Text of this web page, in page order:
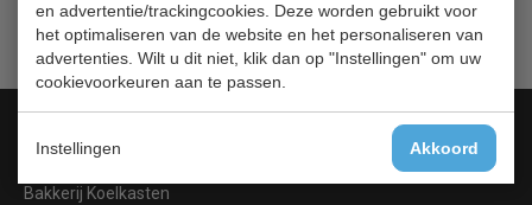
en advertentie/trackingcookies. Deze worden gebruikt voor
het optimaliseren van de website en het personaliseren van
advertenties. Wilt u dit niet, klik dan op "Instellingen" om uw
cookievoorkeuren aan te passen.
Instellingen Akkoord
Bakkerij Koelkasten